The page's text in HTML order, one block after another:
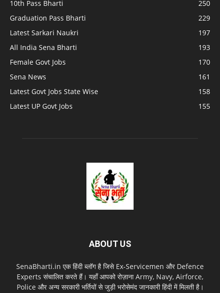
10th Pass Bharti
250
Graduation Pass Bharti
229
Latest Sarkari Naukri
197
All India Sena Bharti
193
Female Govt Jobs
170
Sena News
161
Latest Govt Jobs State Wise
158
Latest UP Govt Jobs
155
ABOUT US
SenaBharti.in एक हिंदी ब्लॉग है जिसे Ex‑Servicemen और Defence
Experts संचालित करते हैं। यहाँ आपको रोज़ाना Army, Navy, Airforce,
Police और अन्य सरकारी भर्तियों से जुड़ी भरोसेमंद जानकारी हिंदी में मिलती है।